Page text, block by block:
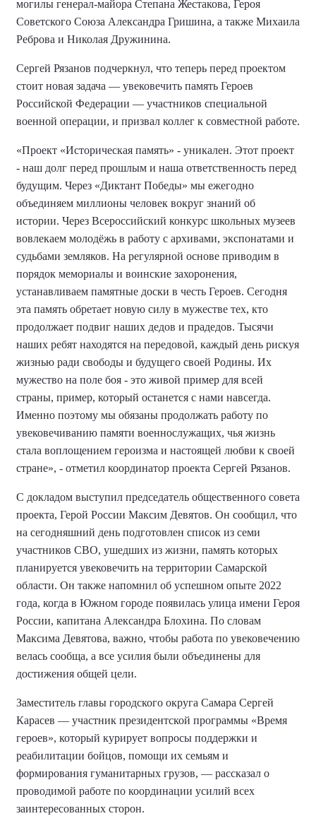
могилы генерал-майора Степана Жестакова, Героя
Советского Союза Александра Гришина, а также Михаила
Реброва и Николая Дружинина.
Сергей Рязанов подчеркнул, что теперь перед проектом
стоит новая задача — увековечить память Героев
Российской Федерации — участников специальной
военной операции, и призвал коллег к совместной работе.
«Проект «Историческая память» - уникален. Этот проект
- наш долг перед прошлым и наша ответственность перед
будущим. Через «Диктант Победы» мы ежегодно
объединяем миллионы человек вокруг знаний об
истории. Через Всероссийский конкурс школьных музеев
вовлекаем молодёжь в работу с архивами, экспонатами и
судьбами земляков. На регулярной основе приводим в
порядок мемориалы и воинские захоронения,
устанавливаем памятные доски в честь Героев. Сегодня
эта память обретает новую силу в мужестве тех, кто
продолжает подвиг наших дедов и прадедов. Тысячи
наших ребят находятся на передовой, каждый день рискуя
жизнью ради свободы и будущего своей Родины. Их
мужество на поле боя - это живой пример для всей
страны, пример, который останется с нами навсегда.
Именно поэтому мы обязаны продолжать работу по
увековечиванию памяти военнослужащих, чья жизнь
стала воплощением героизма и настоящей любви к своей
стране», - отметил координатор проекта Сергей Рязанов.
С докладом выступил председатель общественного совета
проекта, Герой России Максим Девятов. Он сообщил, что
на сегодняшний день подготовлен список из семи
участников СВО, ушедших из жизни, память которых
планируется увековечить на территории Самарской
области. Он также напомнил об успешном опыте 2022
года, когда в Южном городе появилась улица имени Героя
России, капитана Александра Блохина. По словам
Максима Девятова, важно, чтобы работа по увековечению
велась сообща, а все усилия были объединены для
достижения общей цели.
Заместитель главы городского округа Самара Сергей
Карасев — участник президентской программы «Время
героев», который курирует вопросы поддержки и
реабилитации бойцов, помощи их семьям и
формирования гуманитарных грузов, — рассказал о
проводимой работе по координации усилий всех
заинтересованных сторон.